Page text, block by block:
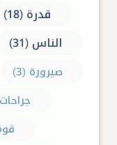
قدرة (18)
الناس (31)
صيرورة (3)
جراحات